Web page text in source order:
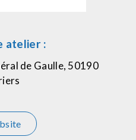
atelier :
de Gaulle, 50190